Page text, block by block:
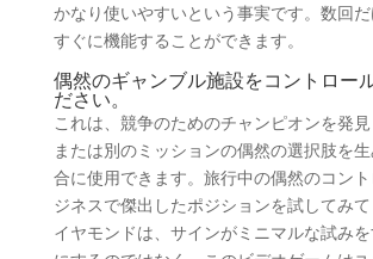
かなり使いやすいという事実です。数回だ
すぐに機能することができます。
偶然のギャンブル施設をコントロー
ださい。
これは、競争のためのチャンピオンを発見
または別のミッションの偶然の選択肢を
合に使用できます。旅行中の偶然のコン
ジネスで傑出したポジションを試してみ
イヤモンドは、サインがミニマルな試み